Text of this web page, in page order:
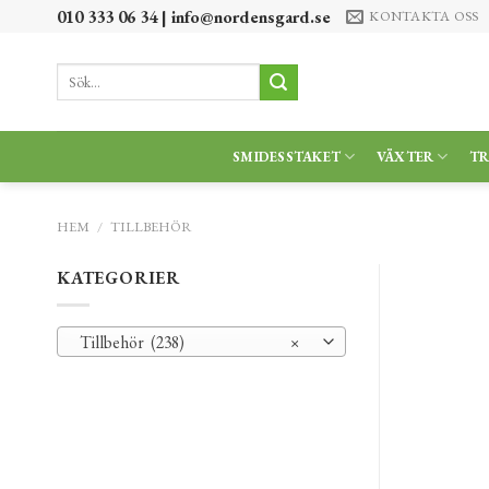
010 333 06 34 | info@nordensgard.se KONTAKTA OSS
efter:
SMIDESSTAKET VÄXTER
HEM / TILLBEHÖR
KATEGORIER
×
Tillbehör (238)